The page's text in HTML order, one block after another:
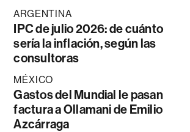
ARGENTINA
IPC de julio 2026: de cuánto
sería la inflación, según las
consultoras
MÉXICO
Gastos del Mundial le pasan
factura a Ollamani de Emilio
Azcárraga